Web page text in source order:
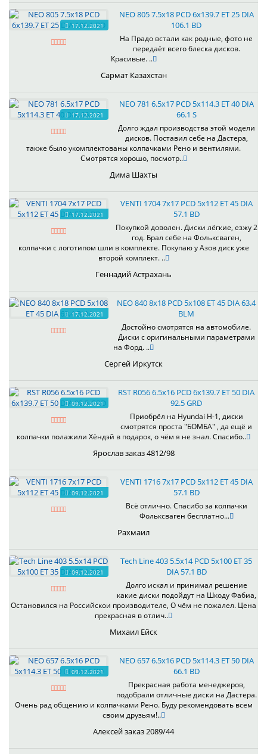
17.12.2021
NEO 805 7.5x18 PCD 6x139.7 ET 25 DIA
106.1 BD
На Прадо встали как родные, фото не
передаёт всего блеска дисков.
Красивые. ..
Сармат Казахстан
17.12.2021
NEO 781 6.5x17 PCD 5x114.3 ET 40 DIA
66.1 S
Долго ждал производства этой модели
дисков. Поставил себе на Дастера,
также было укомплектованы колпачками Рено и вентилями.
Смотрятся хорошо, посмотр..
Дима Шахты
17.12.2021
VENTI 1704 7x17 PCD 5x112 ET 45 DIA
57.1 BD
Покупкой доволен. Диски лёгкие, езжу 2
год. Брал себе на Фольксваген,
колпачки с логотипом шли в комплекте. Покупаю у Азов диск уже
второй комплект. ..
Геннадий Астрахань
17.12.2021
NEO 840 8x18 PCD 5x108 ET 45 DIA 63.4
BLM
Достойно смотрятся на автомобиле.
Диски с оригинальными параметрами
на Форд. ..
Сергей Иркутск
09.12.2021
RST R056 6.5x16 PCD 6x139.7 ET 50 DIA
92.5 GRD
Приобрёл на Hyundai H-1, диски
смотрятся проста "БОМБА" , да ещё и
колпачки полажили Хёндэй в подарок, о чём я не знал. Спасибо..
Ярослав заказ 4812/98
09.12.2021
VENTI 1716 7x17 PCD 5x112 ET 45 DIA
57.1 BD
Всё отлично. Спасибо за колпачки
Фольксваген бесплатно...
Рахмаил
09.12.2021
Tech Line 403 5.5x14 PCD 5x100 ET 35
DIA 57.1 BD
Долго искал и принимал решение
какие диски подойдут на Шкоду Фабиа,
Остановился на Российскои производителе, О чём не пожалел. Цена
прекрасная в отлич..
Михаил Ейск
09.12.2021
NEO 657 6.5x16 PCD 5x114.3 ET 50 DIA
66.1 BD
Прекрасная работа менеджеров,
подобрали отличные диски на Дастера.
Очень рад общению и колпачками Рено. Буду рекомендовать всем
своим друзьям!..
Алексей заказ 2089/44